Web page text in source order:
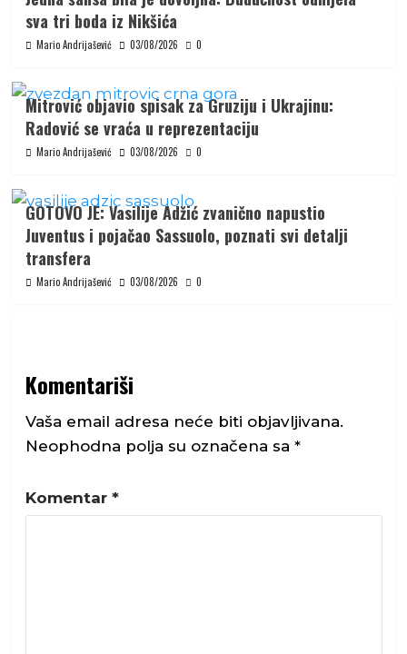
sva tri boda iz Nikšića
Mario Andrijašević 03/08/2026 0
Mitrović objavio spisak za Gruziju i Ukrajinu:
Radović se vraća u reprezentaciju
Mario Andrijašević 03/08/2026 0
GOTOVO JE: Vasilije Adžić zvanično napustio
Juventus i pojačao Sassuolo, poznati svi detalji
transfera
Mario Andrijašević 03/08/2026 0
Komentariši
Vaša email adresa neće biti objavljivana.
Neophodna polja su označena sa *
Komentar *